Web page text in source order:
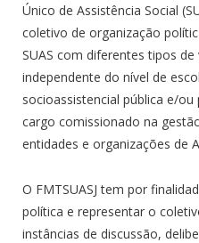
Único de Assistência Social
coletivo de organização
SUAS com diferentes tipos
independente do nível de
socioassistencial pública e/
cargo comissionado na
entidades e organizações de
O FMTSUASJ tem por
política e representar o
instâncias de discussão,